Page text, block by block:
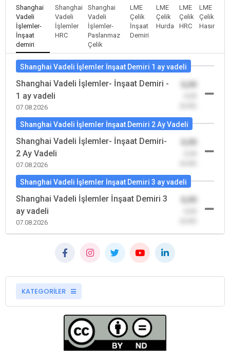
Shanghai
Vadeli
İşlemler-
İnşaat
demiri
Shanghai
Vadeli
İşlemler
HRC
Shanghai
Vadeli
İşlemler-
Paslanmaz
Çelik
LME
Çelik
İnşaat
Demiri
LME
Çelik
Hurda
LME
Çelik
HRC
LME
Çelik
Hasır
Shanghai Vadeli İşlemler İnşaat Demiri 1 ay vadeli
Shanghai Vadeli İşlemler- İnşaat Demiri -
1 ay vadeli
07.08.2026
Shanghai Vadeli İşlemler İnşaat Demiri 2 Ay Vadeli
Shanghai Vadeli İşlemler- İnşaat Demiri-
2 Ay Vadeli
07.08.2026
Shanghai Vadeli İşlemler İnşaat Demiri 3 ay vadeli
Shanghai Vadeli İşlemler İnşaat Demiri 3
ay vadeli
07.08.2026
KATEGORİLER